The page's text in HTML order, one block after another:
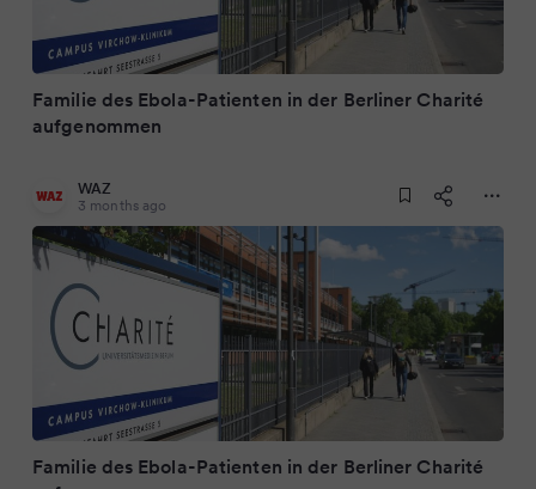
Familie des Ebola-Patienten in der Berliner Charité
aufgenommen
WAZ
3 months ago
Familie des Ebola-Patienten in der Berliner Charité